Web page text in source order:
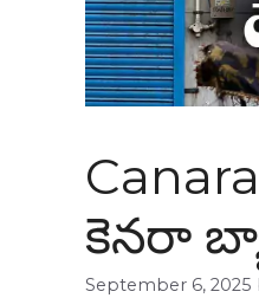
కెనరా
September 6, 2025